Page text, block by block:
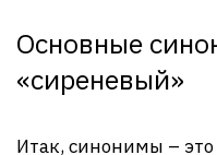
Основные
«сиреневый»
Итак, синонимы – это